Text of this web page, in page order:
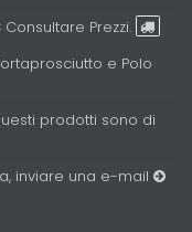
Consultare Prezzi.
e Polo
prodotti sono di
inviare una e-mail